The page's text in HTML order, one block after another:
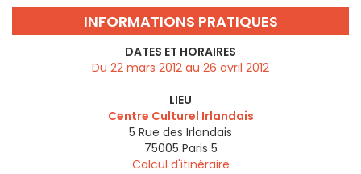
INFORMATIONS PRATIQUES
DATES ET HORAIRES
Du 22 mars 2012 au 26 avril 2012
LIEU
Centre Culturel Irlandais
5 Rue des Irlandais
75005 Paris 5
Calcul d'itinéraire